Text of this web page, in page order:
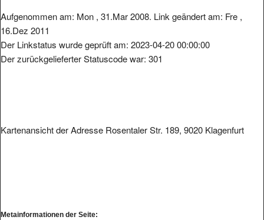
Aufgenommen am: Mon , 31.Mar 2008. Link geändert am: Fre ,
16.Dez 2011
Der Linkstatus wurde geprüft am: 2023-04-20 00:00:00
Der zurückgelieferter Statuscode war: 301
Kartenansicht der Adresse Rosentaler Str. 189, 9020 Klagenfurt
Metainformationen der Seite: